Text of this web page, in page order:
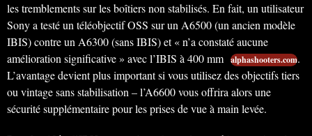
les tremblements sur les boîtiers non stabilisés. En fait, un utilisateur
Sony a testé un téléobjectif OSS sur un A6500 (un ancien modèle
IBIS) contre un A6300 (sans IBIS) et « n’a constaté aucune
amélioration significative » avec l’IBIS à 400 mm alphashooters.com.
L’avantage devient plus important si vous utilisez des objectifs tiers
ou vintage sans stabilisation – l’A6600 vous offrira alors une
sécurité supplémentaire pour les prises de vue à main levée.